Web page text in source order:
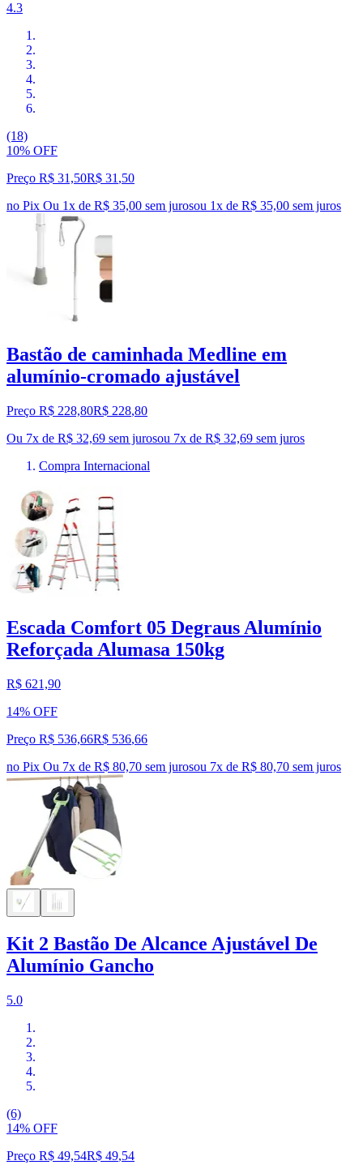
4.3
(18)
10% OFF
Preço R$ 31,50R$ 31 ,50
no Pix Ou 1x de R$ 35,00 sem jurosou 1x de R$ 35,00 sem juros
Bastão de caminhada Medline em
alumínio-cromado ajustável
Preço R$ 228,80R$ 228,80
Ou 7x de R$ 32,69 sem jurosou 7x de R$ 32,69 sem juros
Compra Internacional
Escada Comfort 05 Degraus Alumínio
Reforçada Alumasa 150kg
R$ 621,90
14% OFF
Preço R$ 536,66R$ 536,66
no Pix Ou 7x de R$ 80,70 sem jurosou 7x de R$ 80,70 sem juros
Kit 2 Bastão De Alcance Ajustável De
Alumínio Gancho
5.0
(6)
14% OFF
Preço R$ 49,54R$ 49,54